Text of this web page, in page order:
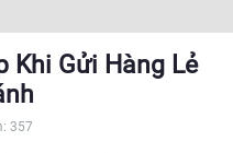
Khi Gửi Hàng Lẻ
357